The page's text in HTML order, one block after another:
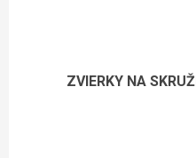
ZVIERKY NA